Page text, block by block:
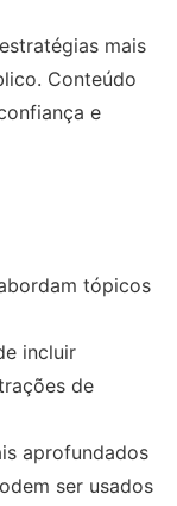
mais
Conteúdo
e
tópicos
incluir
de
aprofundados
ser usados